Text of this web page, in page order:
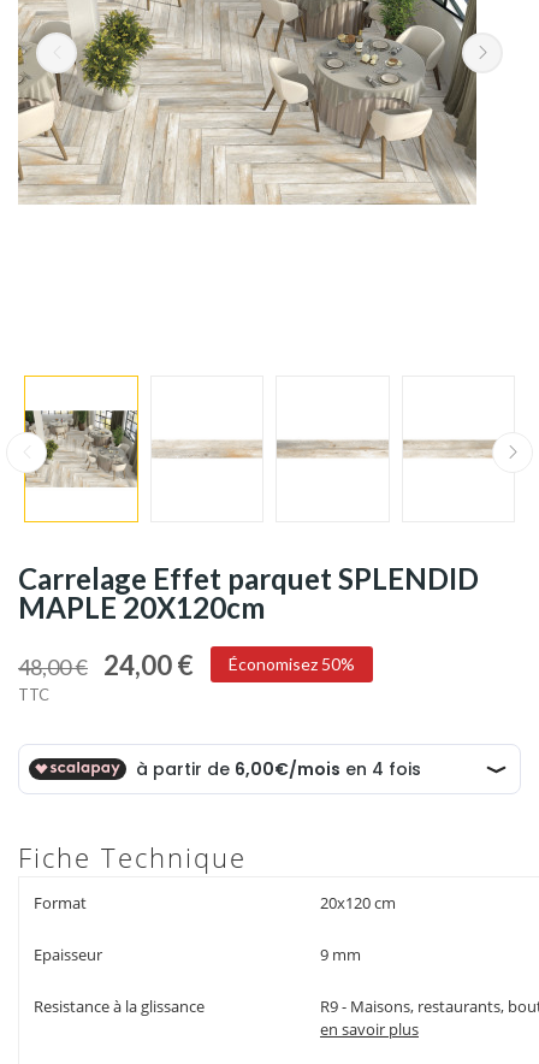
Carrelage Effet parquet SPLENDID
MAPLE 20X120cm
48,00 € 24,00 € Économisez 50%
TTC
Fiche Technique
Format 20x120 cm
Epaisseur 9 mm
Resistance à la glissance
R9 - Maisons, restaurants,
en savoir plus